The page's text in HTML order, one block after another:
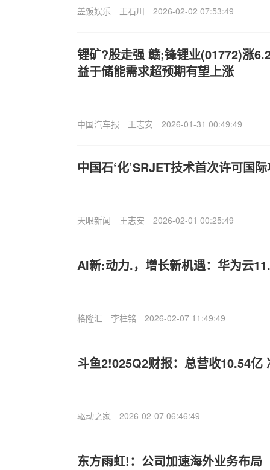
盖饭娱乐 王石川 2026-02-02 07:53:49
锂矿?股走强 赣;锋锂业(01772)涨
益于储能需求超预期有望上涨
中国汽车报 王志安 2026-01-31 00:49:49
中国石‘化’SRJET技术首次许可国
天眼新闻 王志安 2026-02-01 00:25:49
AI新:动力.，增长新机遇：华为云
格隆汇 李柱铭 2026-02-07 11:49:49
斗鱼2!025Q2财报：总营收10.54亿
驱动之家 2026-02-07 06:46:49
东方雨虹!：公司加速海外业务布局